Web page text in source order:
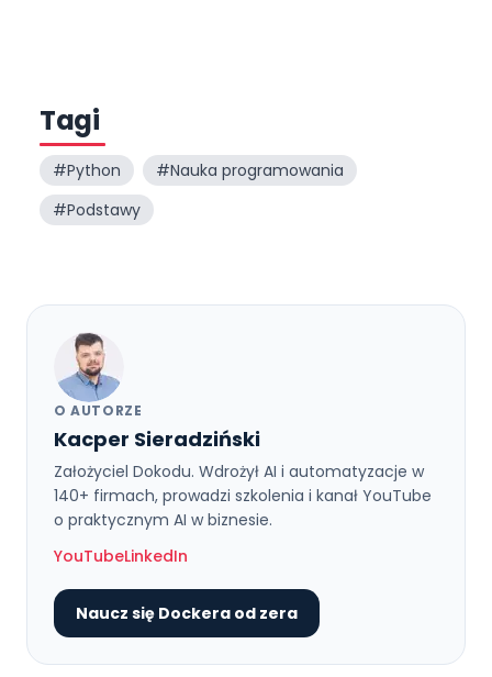
Tagi
#Python #Nauka programowania
#Podstawy
O AUTORZE
Kacper Sieradziński
Założyciel Dokodu. Wdrożył AI i automatyzacje w
140+ firmach, prowadzi szkolenia i kanał YouTube
o praktycznym AI w biznesie.
YouTubeLinkedIn
Naucz się Dockera od zera